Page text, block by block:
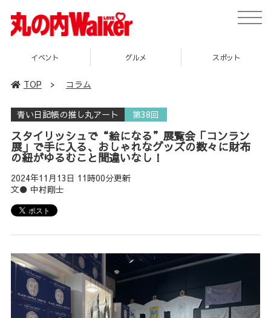
toggle
グルメ スポット 企画
TOP > コラム
青い日記帳の推し丸アート 第38回
スタイリッシュで“絵になる”展覧会「コンラン
展」で手に入る、おしゃれなグッズの数々に財布
の紐がゆるむこと間違いなし！
2024年11月13日 11時00分更新
文● 中村剛士